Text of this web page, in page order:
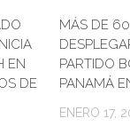
EN
DE
MÁS DE
PARTIDO
PANAMÁ
ENERO 17,